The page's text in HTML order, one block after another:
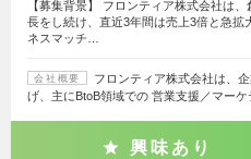
【募集背景】 フロンティア株式会社は
長をし続け、直近3年間は売上3倍と急拡
ネスマッチ…
会社概要
フロンティア株式会社は、
げ、主にBtoB領域での 営業支援／マー
興味あり